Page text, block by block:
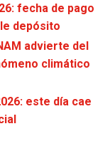
fecha de pago
depósito
advierte del
climático
este día cae